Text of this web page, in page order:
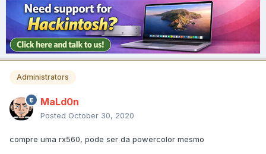
Administrators
MaLd0n
Posted October 30, 2020
compre uma rx560, pode ser da powercolor mesmo